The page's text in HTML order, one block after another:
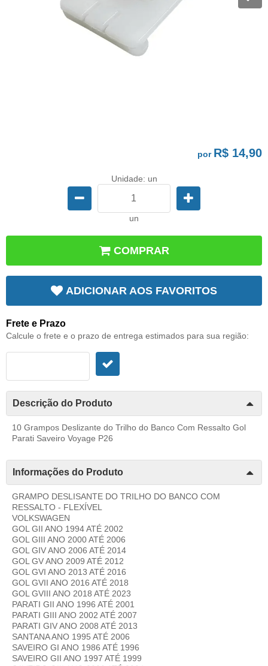
por R$ 14,90
Unidade: un
un
COMPRAR
ADICIONAR AOS FAVORITOS
Frete e Prazo
Calcule o frete e o prazo de entrega estimados para sua região:
Descrição do Produto
10 Grampos Deslizante do Trilho do Banco Com Ressalto Gol
Parati Saveiro Voyage P26
Informações do Produto
GRAMPO DESLISANTE DO TRILHO DO BANCO COM
RESSALTO - FLEXÍVEL
VOLKSWAGEN
GOL GII ANO 1994 ATÉ 2002
GOL GIII ANO 2000 ATÉ 2006
GOL GIV ANO 2006 ATÉ 2014
GOL GV ANO 2009 ATÉ 2012
GOL GVI ANO 2013 ATÉ 2016
GOL GVII ANO 2016 ATÉ 2018
GOL GVIII ANO 2018 ATÉ 2023
PARATI GII ANO 1996 ATÉ 2001
PARATI GIII ANO 2002 ATÉ 2007
PARATI GIV ANO 2008 ATÉ 2013
SANTANA ANO 1995 ATÉ 2006
SAVEIRO GI ANO 1986 ATÉ 1996
SAVEIRO GII ANO 1997 ATÉ 1999